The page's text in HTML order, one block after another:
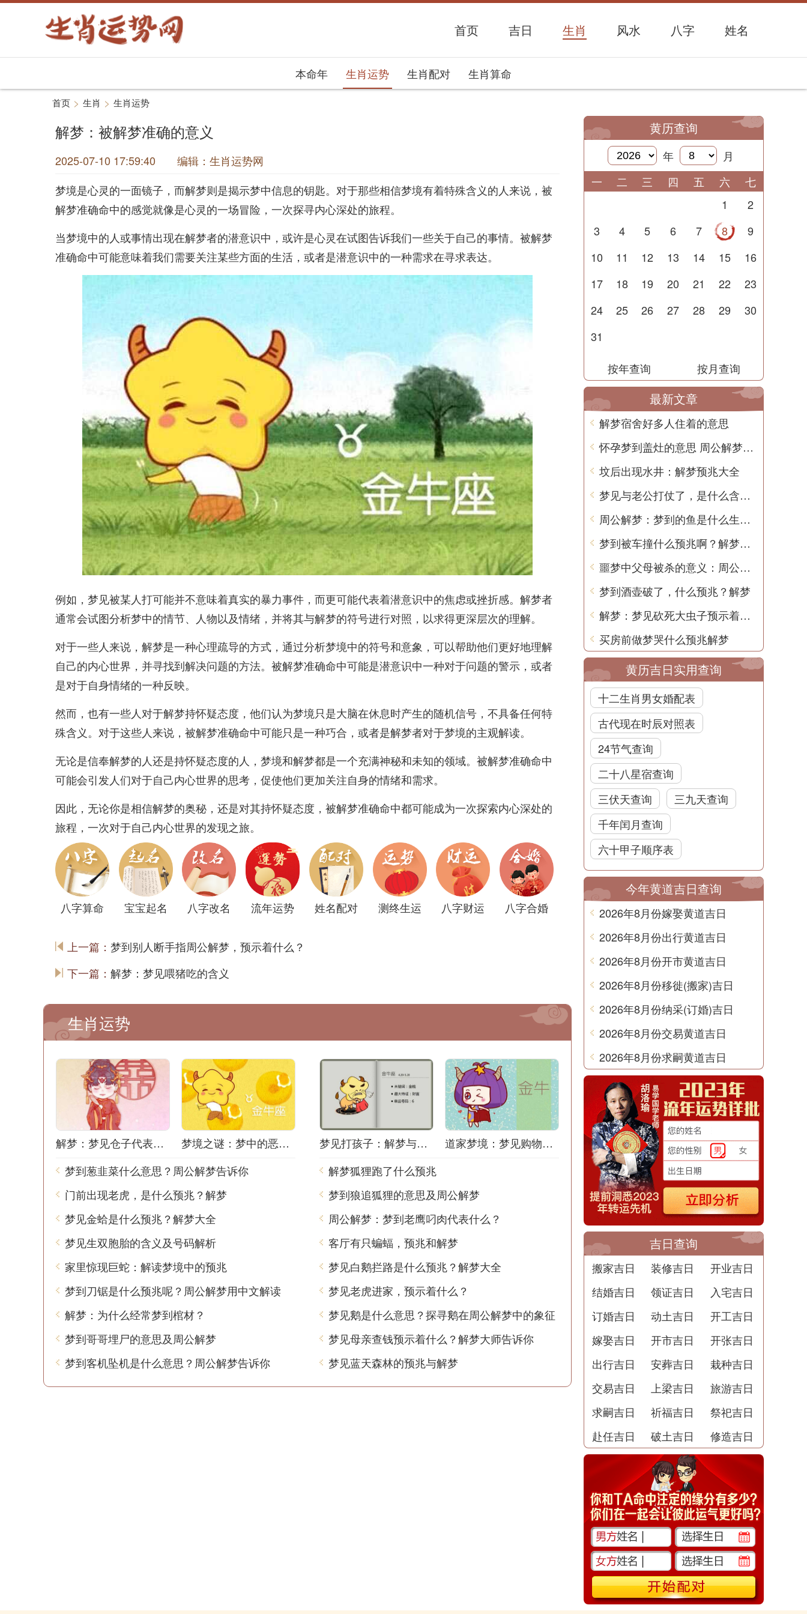
首页 吉日 生肖 风水 八字 姓名
本命年 生肖运势 生肖配对 生肖算命
首页 > 生肖 > 生肖运势
解梦：被解梦准确的意义
2025-07-10 17:59:40 编辑：生肖运势网
梦境是心灵的一面镜子，而解梦则是揭示梦中信息的钥匙。对于那些相信梦境有着特殊含义的人来说，被
解梦准确命中的感觉就像是心灵的一场冒险，一次探寻内心深处的旅程。
当梦境中的人或事情出现在解梦者的潜意识中，或许是心灵在试图告诉我们一些关于自己的事情。被解梦
准确命中可能意味着我们需要关注某些方面的生活，或者是潜意识中的一种需求在寻求表达。
例如，梦见被某人打可能并不意味着真实的暴力事件，而更可能代表着潜意识中的焦虑或挫折感。解梦者
通常会试图分析梦中的情节、人物以及情绪，并将其与解梦的符号进行对照，以求得更深层次的理解。
对于一些人来说，解梦是一种心理疏导的方式，通过分析梦境中的符号和意象，可以帮助他们更好地理解
自己的内心世界，并寻找到解决问题的方法。被解梦准确命中可能是潜意识中一种对于问题的警示，或者
是对于自身情绪的一种反映。
然而，也有一些人对于解梦持怀疑态度，他们认为梦境只是大脑在休息时产生的随机信号，不具备任何特
殊含义。对于这些人来说，被解梦准确命中可能只是一种巧合，或者是解梦者对于梦境的主观解读。
无论是信奉解梦的人还是持怀疑态度的人，梦境和解梦都是一个充满神秘和未知的领域。被解梦准确命中
可能会引发人们对于自己内心世界的思考，促使他们更加关注自身的情绪和需求。
因此，无论你是相信解梦的奥秘，还是对其持怀疑态度，被解梦准确命中都可能成为一次探索内心深处的
旅程，一次对于自己内心世界的发现之旅。
八字算命 宝宝起名 八字改名 流年运势 姓名配对 测终生运 八字财运 八字合婚
上一篇： 梦到别人断手指周公解梦，预示着什么？
下一篇： 解梦：梦见喂猪吃的含义
生肖运势
解梦：梦见仓子代表什么？
梦境之谜：梦中的恶梦该如何解梦？
梦到葱韭菜什么意思？周公解梦告诉你
门前出现老虎，是什么预兆？解梦
梦见金蛤是什么预兆？解梦大全
梦见生双胞胎的含义及号码解析
家里惊现巨蛇：解读梦境中的预兆
梦到刀锯是什么预兆呢？周公解梦用中文解读
解梦：为什么经常梦到棺材？
梦到哥哥埋尸的意思及周公解梦
梦到客机坠机是什么意思？周公解梦告诉你
梦见打孩子：解梦与心理分析
道家梦境：梦见购物的意义
解梦狐狸跑了什么预兆
梦到狼追狐狸的意思及周公解梦
周公解梦：梦到老鹰叼肉代表什么？
客厅有只蝙蝠，预兆和解梦
梦见白鹅拦路是什么预兆？解梦大全
梦见老虎进家，预示着什么？
梦见鹅是什么意思？探寻鹅在周公解梦中的象征
梦见母亲查钱预示着什么？解梦大师告诉你
梦见蓝天森林的预兆与解梦
黄历查询
年
月
一
二 三 四 五 六
七
1
2
3
4 5 6 7 8
9
10
11 12 13 14 15
16
17
18 19 20 21 22
23
24
25 26 27 28 29
30
31
按年查询 按月查询
最新文章
解梦宿舍好多人住着的意思
怀孕梦到盖灶的意思 周公解梦用中文解析
坟后出现水井：解梦预兆大全
梦见与老公打仗了，是什么含义？
周公解梦：梦到的鱼是什么生肖？
梦到被车撞什么预兆啊？解梦用中文写一篇文章
噩梦中父母被杀的意义：周公解梦
梦到酒壶破了，什么预兆？解梦
解梦：梦见砍死大虫子预示着什么？
买房前做梦哭什么预兆解梦
黄历吉日实用查询
十二生肖男女婚配表
古代现在时辰对照表
24节气查询
二十八星宿查询
三伏天查询
三九天查询
千年闰月查询
六十甲子顺序表
今年黄道吉日查询
2026年8月份嫁娶黄道吉日
2026年8月份出行黄道吉日
2026年8月份开市黄道吉日
2026年8月份移徙(搬家)吉日
2026年8月份纳采(订婚)吉日
2026年8月份交易黄道吉日
2026年8月份求嗣黄道吉日
吉日查询
搬家吉日 装修吉日
开业吉日
结婚吉日
领证吉日
入宅吉日
订婚吉日
动土吉日
开工吉日
嫁娶吉日
开市吉日
开张吉日
出行吉日
安葬吉日
栽种吉日
交易吉日
上梁吉日
旅游吉日
求嗣吉日
祈福吉日
祭祀吉日
赴任吉日
破土吉日 修造吉日